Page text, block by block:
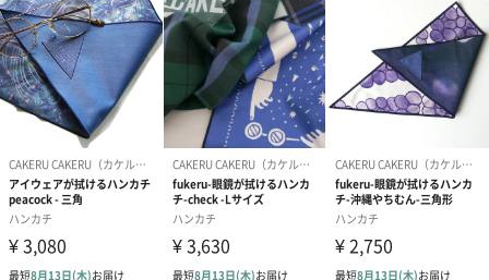
コミカルな楽しさを連想させるMagicのデザイン。清潔感を出すこ
とができます。
ラッピングは２色